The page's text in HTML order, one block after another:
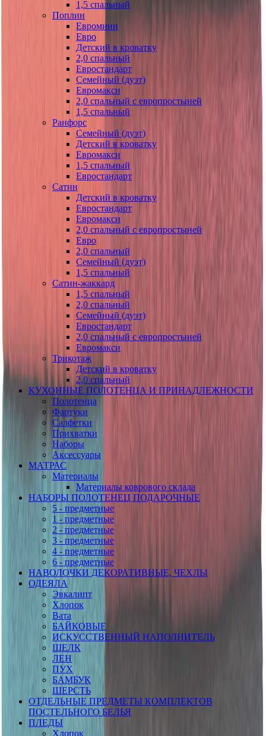
1,5 спальный
Поплин
Евромини
Евро
Детский в кроватку
2,0 спальный
Евростандарт
Семейный (дуэт)
Евромакси
2,0 спальный с европростыней
1,5 спальный
Ранфорс
Семейный (дуэт)
Детский в кроватку
Евромакси
1,5 спальный
Евростандарт
Сатин
Детский в кроватку
Евростандарт
Евромакси
2,0 спальный с европростыней
Евро
2,0 спальный
Семейный (дуэт)
1,5 спальный
Сатин-жаккард
1,5 спальный
2,0 спальный
Семейный (дуэт)
Евростандарт
2,0 спальный с европростыней
Евромакси
Трикотаж
Детский в кроватку
2,0 спальный
КУХОННЫЕ ПОЛОТЕНЦА И ПРИНАДЛЕЖНОСТИ
Полотенца
Фартуки
Салфетки
Прихватки
Наборы
Аксессуары
МАТРАС
Материалы
Материалы коврового склада
НАБОРЫ ПОЛОТЕНЕЦ ПОДАРОЧНЫЕ
5 - предметные
1 - предметные
2 - предметные
3 - предметные
4 - предметные
6 - предметные
НАВОЛОЧКИ ДЕКОРАТИВНЫЕ, ЧЕХЛЫ
ОДЕЯЛА
Эвкалипт
Хлопок
Вата
БАЙКОВЫЕ
ИСКУССТВЕННЫЙ НАПОЛНИТЕЛЬ
ШЕЛК
ЛЕН
ПУХ
БАМБУК
ШЕРСТЬ
ОТДЕЛЬНЫЕ ПРЕДМЕТЫ КОМПЛЕКТОВ
ПОСТЕЛЬНОГО БЕЛЬЯ
ПЛЕДЫ
Хлопок